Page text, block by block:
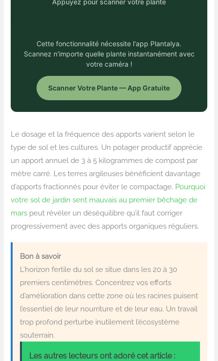
Appuyez pour scanner votre plante
Cette fonctionnalité nécessite l'app Plantalya.
Scannez n'importe quelle plante instantanément avec
votre caméra !
Scanner Votre Plante — App Gratuite
Le dosage et la fréquence des apports varient selon le
type de sol et les cultures. Un potager productif apprécie
un apport annuel de 3 à 5 kilogrammes de compost par
mètre carré. Les terres argileuses bénéficient davantage
d’apports fractionnés pour éviter le compactage. Pourquoi
votre sol de jardin sent mauvais au premier bêchage de
mars peut révéler un déséquilibre qu’il faut corriger
progressivement avec des apports organiques réguliers.
Bon à savoir
L’horizon fertile du sol se situe dans les 20 à 30
premiers centimètres. Concentrez vos efforts
d’amélioration dans cette zone où les racines puisent
l’essentiel de leur nourriture et de leur eau. Un travail
trop profond perturbe inutilement l’écosystème
souterrain.
Les autres lecteurs ont adoré cet article :